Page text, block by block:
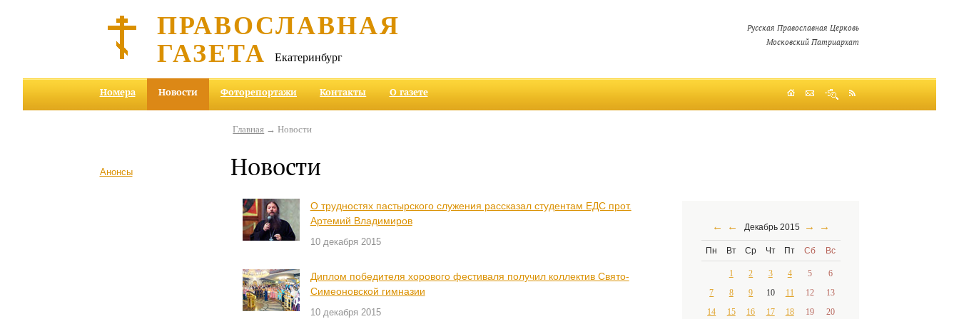
ПРАВОСЛАВНАЯ
ГАЗЕТА Екатеринбург
Русская Православная Церковь
Московский Патриархат
Номера Новости Фоторепортажи Контакты О газете
Анонсы
Главная → Новости
Новости
О трудностях пастырского служения рассказал студентам ЕДС прот.
Артемий Владимиров
10 декабря 2015
Диплом победителя хорового фестиваля получил коллектив Свято-
Симеоновской гимназии
10 декабря 2015
← ← Декабрь 2015 → →
Пн Вт Ср Чт Пт Сб Вс
1 2 3 4 5
6
7
8 9 10 11 12
13
14
15 16 17 18 19 20